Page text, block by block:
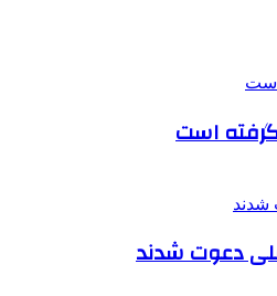
گرفته است
ملی دعوت شدند